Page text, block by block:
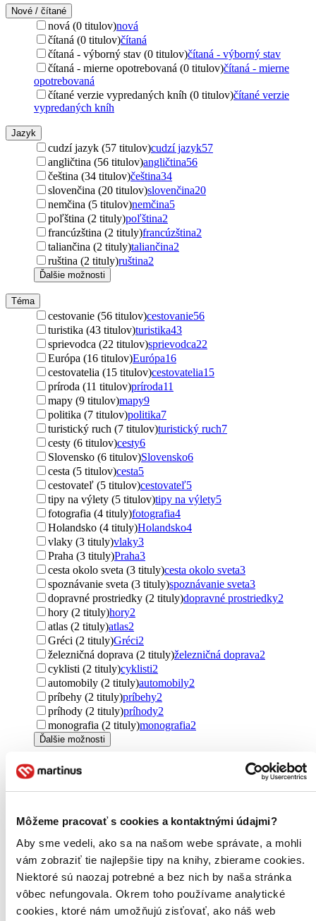
Môžeme pracovať s cookies a kontaktnými údajmi?
Aby sme vedeli, ako sa na našom webe správate, a mohli
vám zobraziť tie najlepšie tipy na knihy, zbierame cookies.
Niektoré sú naozaj potrebné a bez nich by naša stránka
vôbec nefungovala. Okrem toho používame analytické
cookies, ktoré nám umožňujú zisťovať, ako náš web
Nové / čítané
nová (0 titulov)nová
čítaná (0 titulov)čítaná
čítaná - výborný stav (0 titulov)čítaná - výborný stav
čítaná - mierne opotrebovaná (0 titulov)čítaná - mierne
opotrebovaná
čítané verzie vypredaných kníh (0 titulov)čítané verzie
vypredaných kníh
Jazyk
cudzí jazyk (57 titulov)cudzí jazyk57
angličtina (56 titulov)angličtina56
čeština (34 titulov)čeština34
slovenčina (20 titulov)slovenčina20
nemčina (5 titulov)nemčina5
poľština (2 tituly)poľština2
francúzština (2 tituly)francúzština2
taliančina (2 tituly)taliančina2
ruština (2 tituly)ruština2
Ďalšie možnosti
Téma
cestovanie (56 titulov)cestovanie56
turistika (43 titulov)turistika43
sprievodca (22 titulov)sprievodca22
Európa (16 titulov)Európa16
cestovatelia (15 titulov)cestovatelia15
príroda (11 titulov)príroda11
mapy (9 titulov)mapy9
politika (7 titulov)politika7
turistický ruch (7 titulov)turistický ruch7
cesty (6 titulov)cesty6
Slovensko (6 titulov)Slovensko6
cesta (5 titulov)cesta5
cestovateľ (5 titulov)cestovateľ5
tipy na výlety (5 titulov)tipy na výlety5
fotografia (4 tituly)fotografia4
Holandsko (4 tituly)Holandsko4
vlaky (3 tituly)vlaky3
Praha (3 tituly)Praha3
cesta okolo sveta (3 tituly)cesta okolo sveta3
spoznávanie sveta (3 tituly)spoznávanie sveta3
dopravné prostriedky (2 tituly)dopravné prostriedky2
hory (2 tituly)hory2
atlas (2 tituly)atlas2
Gréci (2 tituly)Gréci2
železničná doprava (2 tituly)železničná doprava2
cyklisti (2 tituly)cyklisti2
automobily (2 tituly)automobily2
príbehy (2 tituly)príbehy2
príhody (2 tituly)príhody2
monografia (2 tituly)monografia2
Ďalšie možnosti
Pre koho
pre dospelých (22 titulov)pre dospelých22
pre cudzincov (2 tituly)pre cudzincov2
pre rodičov (2 tituly)
pre rodičov
Ďalšie možnosti
Pôvod
Slovensko (17 titulov)Slovensko17
Česko (16 titulov)
Česko16